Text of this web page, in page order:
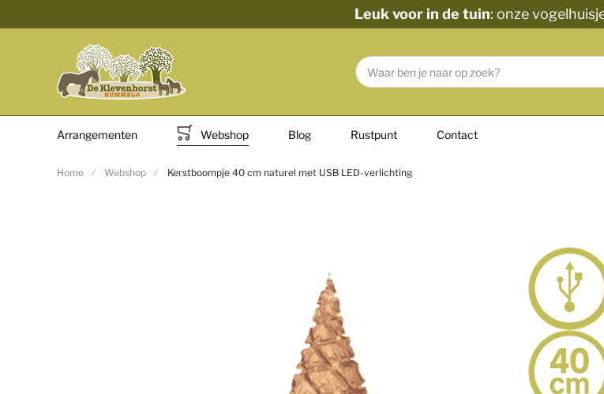
Leuk voor in de tuin: onze
Zoek
Arrangementen Webshop Blog Rustpunt Contact
Home Webshop Kerstboompje 40 cm naturel met USB LED-verlichting